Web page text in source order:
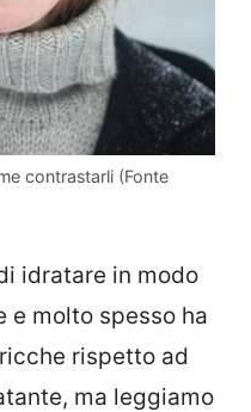
contrastarli (Fonte
idratare in modo
e molto spesso ha
rispetto ad
ma leggiamo